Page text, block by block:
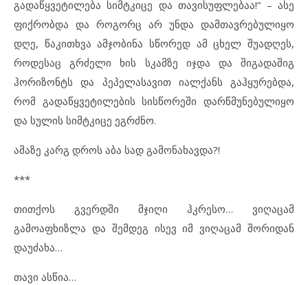
გადაწყვეტილება სიმტკიცე და თავისუფლებაა!“ – ასე
ფიქრობდა და როგორც არ უნდა დამთავრებულიყო
დღე, წაკითხვა ამჯობინა სწორედ ამ ცხელ შუადღეს,
როდესაც გრძელი ხის სკამზე იჯდა და შიგადაშიგ
ჰორიზონტს და პეპელასავით იალქანს გაჰყურებდა,
რომ გადაწყვეტილების სისწორეში დარწმუნებულიყო
და სულის სიმტკიცე ეგრძნო.
ამაზე კარგ დროს აბა სად გამონახავდა?!
***
თითქოს გვერდში მჯიღი ჰკრესო… ვიღაცამ
გამოაფხიზლა და შემდეგ ისევ იმ ვიღაცამ შორიდან
დაუძახა…
თავი ასწია…